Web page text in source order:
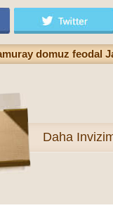
domuz feodal
Daha